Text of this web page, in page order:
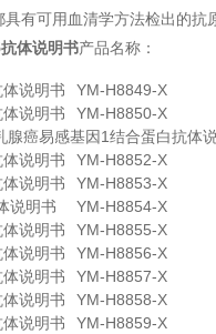
有可用血清学方法检出的抗
体说明书产品名称：
说明书
YM-H8849-X
说明书
YM-H8850-X
腺癌易感基因1结合蛋白抗体
说明书
YM-H8852-X
说明书
YM-H8853-X
说明书
YM-H8854-X
说明书
YM-H8855-X
说明书
YM-H8856-X
说明书
YM-H8857-X
说明书
YM-H8858-X
说明书
YM-H8859-X